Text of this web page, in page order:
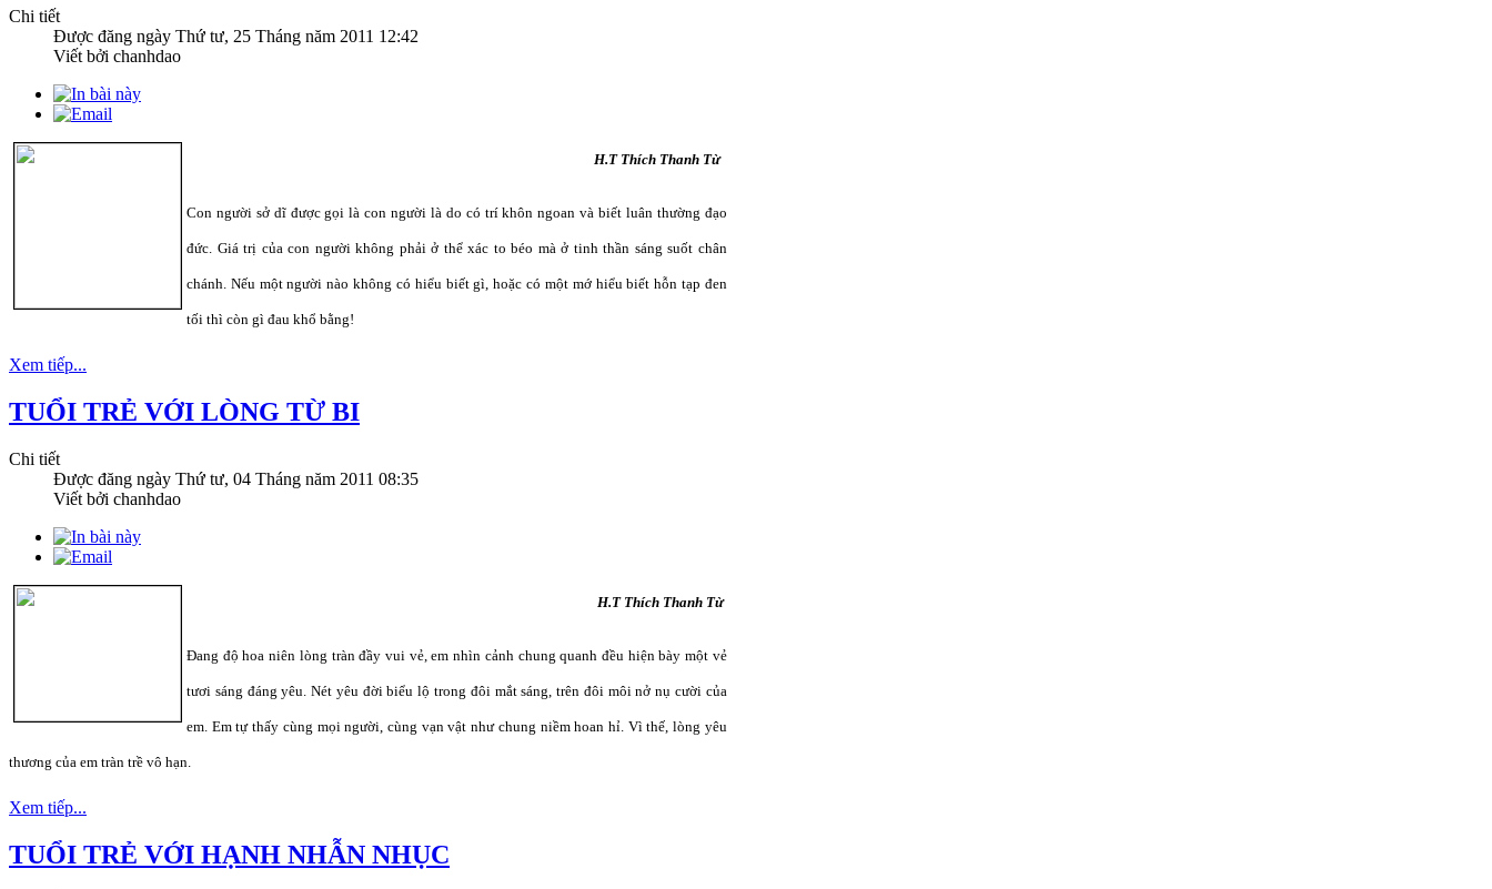
Chi tiết
Được đăng ngày Thứ tư, 25 Tháng năm 2011 12:42
Viết bởi chanhdao
H.T Thích Thanh Từ
Con người sở dĩ được gọi là con người là do có trí khôn ngoan và biết luân thường đạo
đức. Giá trị của con người không phải ở thể xác to béo mà ở tinh thần sáng suốt chân
chánh. Nếu một người nào không có hiểu biết gì, hoặc có một mớ hiểu biết hỗn tạp đen
tối thì còn gì đau khổ bằng!
Xem tiếp...
TUỔI TRẺ VỚI LÒNG TỪ BI
Chi tiết
Được đăng ngày Thứ tư, 04 Tháng năm 2011 08:35
Viết bởi chanhdao
H.T Thích Thanh Từ
Đang độ hoa niên lòng tràn đầy vui vẻ, em nhìn cảnh chung quanh đều hiện bày một vẻ
tươi sáng đáng yêu. Nét yêu đời biểu lộ trong đôi mắt sáng, trên đôi môi nở nụ cười của
em. Em tự thấy cùng mọi người, cùng vạn vật như chung niềm hoan hỉ. Vì thế, lòng yêu
thương của em tràn trề vô hạn.
Xem tiếp...
TUỔI TRẺ VỚI HẠNH NHẪN NHỤC